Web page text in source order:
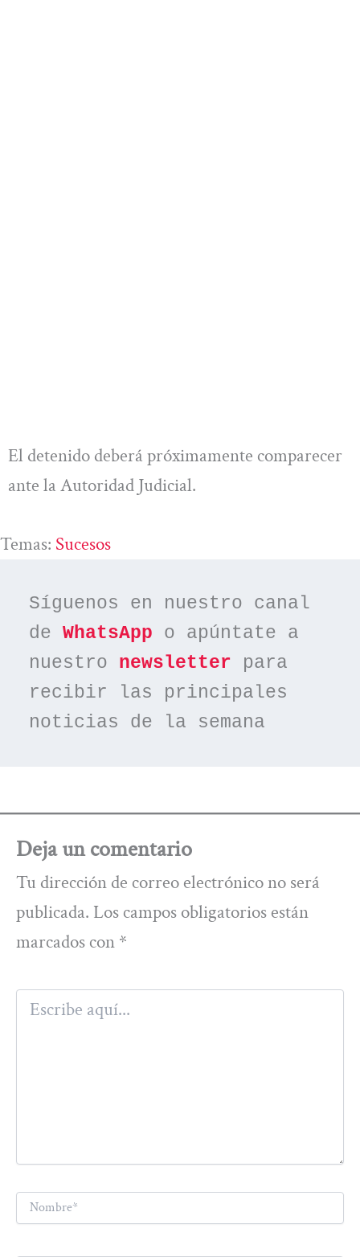
El detenido deberá próximamente comparecer
ante la Autoridad Judicial.
Temas: Sucesos
Síguenos en nuestro canal
de WhatsApp o apúntate a
nuestro newsletter para
recibir las principales
noticias de la semana
Deja un comentario
Tu dirección de correo electrónico no será
publicada. Los campos obligatorios están
marcados con *
Escribe
aquí...
Nombre*